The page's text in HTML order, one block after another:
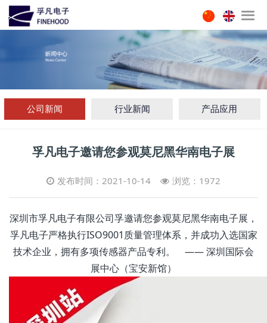
公司新闻 行业新闻 产品应用
孚凡电子邀请您参观莫尼黑华南电子展
发布时间：2021-10-14 浏览：1972
深圳市孚凡电子有限公司孚邀请您参观莫尼黑华南电子展，
孚凡电子严格执行ISO9001质量管理体系，并成功入选国家
技术企业，拥有多项传感器产品专利。 —— 深圳国际会
展中心（宝安新馆）